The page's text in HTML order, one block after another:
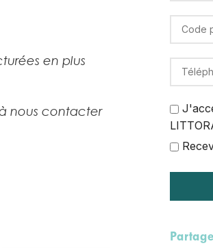
en plus
nous contacter